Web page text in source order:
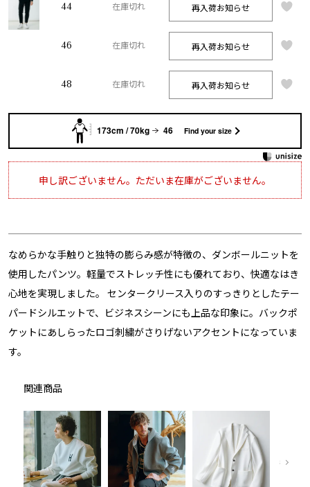
44 在庫切れ 再入荷お知らせ
46 在庫切れ 再入荷お知らせ
48 在庫切れ 再入荷お知らせ
173cm / 70kg 46 Find your size
申し訳ございません。ただいま在庫がございません。
なめらかな手触りと独特の膨らみ感が特徴の、ダンボールニットを
使用したパンツ。軽量でストレッチ性にも優れており、快適なはき
心地を実現しました。 センタークリース入りのすっきりとしたテー
パードシルエットで、ビジネスシーンにも上品な印象に。バックポ
ケットにあしらったロゴ刺繍がさりげないアクセントになっていま
す。
関連商品